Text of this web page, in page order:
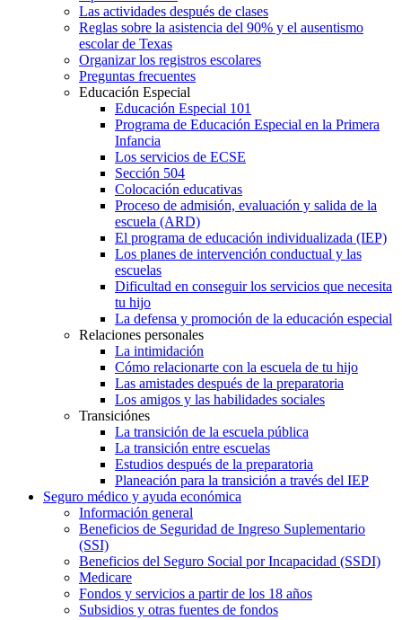
Las actividades después de clases
Reglas sobre la asistencia del 90% y el ausentismo
escolar de Texas
Organizar los registros escolares
Preguntas frecuentes
Educación Especial
Educación Especial 101
Programa de Educación Especial en la Primera
Infancia
Los servicios de ECSE
Sección 504
Colocación educativas
Proceso de admisión, evaluación y salida de la
escuela (ARD)
El programa de educación individualizada (IEP)
Los planes de intervención conductual y las
escuelas
Dificultad en conseguir los servicios que necesita
tu hijo
La defensa y promoción de la educación especial
Relaciones personales
La intimidación
Cómo relacionarte con la escuela de tu hijo
Las amistades después de la preparatoria
Los amigos y las habilidades sociales
Transiciónes
La transición de la escuela pública
La transición entre escuelas
Estudios después de la preparatoria
Planeación para la transición a través del IEP
Seguro médico y ayuda económica
Información general
Beneficios de Seguridad de Ingreso Suplementario
(SSI)
Beneficios del Seguro Social por Incapacidad (SSDI)
Medicare
Fondos y servicios a partir de los 18 años
Subsidios y otras fuentes de fondos